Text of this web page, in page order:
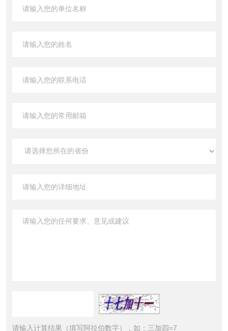
请输入计算结果（填写阿拉伯数字），如：三加四=7